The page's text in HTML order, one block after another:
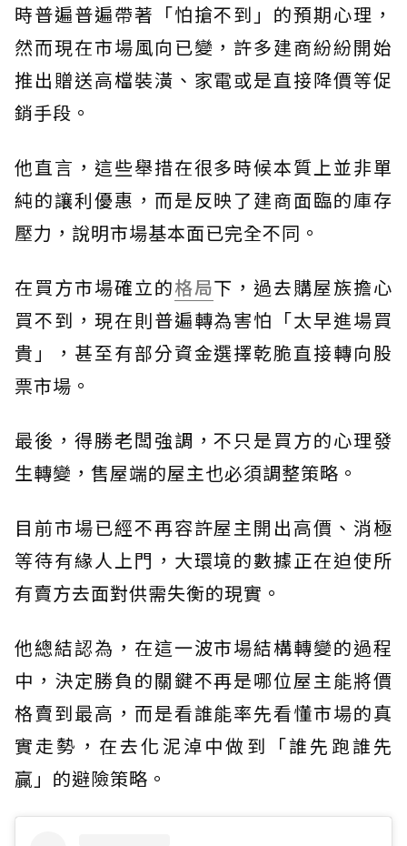
時普遍普遍帶著「怕搶不到」的預期心理，
然而現在市場風向已變，許多建商紛紛開始
推出贈送高檔裝潢、家電或是直接降價等促
銷手段。
他直言，這些舉措在很多時候本質上並非單
純的讓利優惠，而是反映了建商面臨的庫存
壓力，說明市場基本面已完全不同。
在買方市場確立的格局下，過去購屋族擔心
買不到，現在則普遍轉為害怕「太早進場買
貴」，甚至有部分資金選擇乾脆直接轉向股
票市場。
最後，得勝老闆強調，不只是買方的心理發
生轉變，售屋端的屋主也必須調整策略。
目前市場已經不再容許屋主開出高價、消極
等待有緣人上門，大環境的數據正在迫使所
有賣方去面對供需失衡的現實。
他總結認為，在這一波市場結構轉變的過程
中，決定勝負的關鍵不再是哪位屋主能將價
格賣到最高，而是看誰能率先看懂市場的真
實走勢，在去化泥淖中做到「誰先跑誰先
贏」的避險策略。